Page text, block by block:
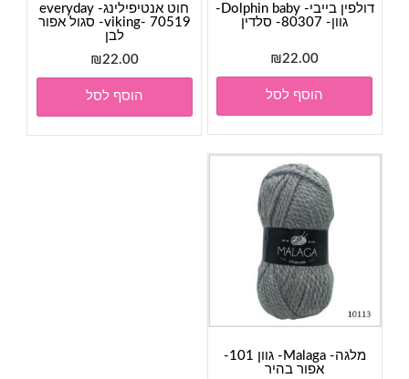
חוט אנטיפילינג- everyday
viking- 70519- סגול אפור
לבן
₪22.00
הוסף לסל
דולפין בייבי- Dolphin baby-
גוון- 80307- סלדין
₪22.00
הוסף לסל
מלגה- Malaga- גוון 101-
אפור בהיר